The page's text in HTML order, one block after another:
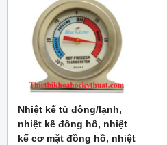
đầu sử dụng dễ dàng.
Nhiệt kế tủ đông/lạnh,
nhiệt kế đồng hồ, nhiệt
kế cơ mặt đồng hồ, nhiệt